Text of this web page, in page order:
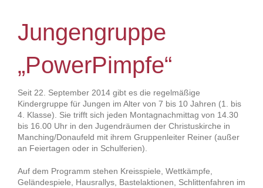
Jungengruppe
„PowerPimpfe“
Seit 22. September 2014 gibt es die regelmäßige
Kindergruppe für Jungen im Alter von 7 bis 10 Jahren (1. bis
4. Klasse). Sie trifft sich jeden Montagnachmittag von 14.30
bis 16.00 Uhr in den Jugendräumen der Christuskirche in
Manching/Donaufeld mit ihrem Gruppenleiter Reiner (außer
an Feiertagen oder in Schulferien).
Auf dem Programm stehen Kreisspiele, Wettkämpfe,
Geländespiele, Hausrallys, Bastelaktionen, Schlittenfahren im